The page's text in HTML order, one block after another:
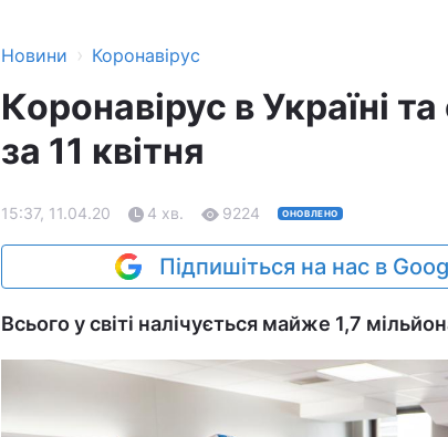
Новини › Коронавірус
Коронавірус в Україні
за 11 квітня
15:37, 11.04.20 4 хв. 9224 ОНОВЛЕНО
Підпишіться на нас в
Всього у світі налічується майже 1,7